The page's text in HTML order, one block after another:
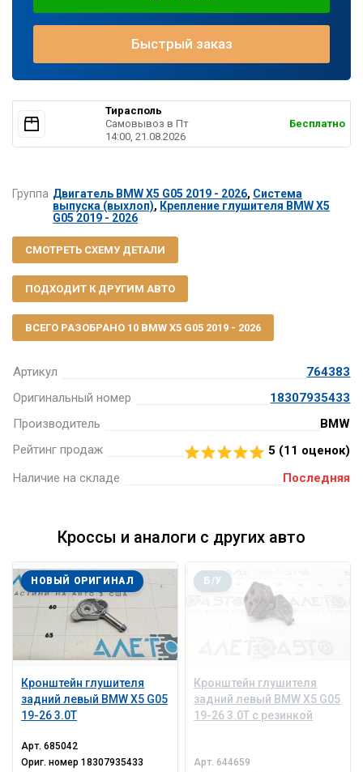
Артикул
764383
Оригинальный номер
18307935433
Производитель
BMW
Рейтинг продаж
5 (11 оценок)
Наличие на складе
Последняя
Быстрый заказ
Тирасполь
Самовывоз в Пт
14:00, 21.08.2026
Бесплатно
Группа Двигатель BMW X5 G05 2019 - 2026, Система
выпуска (выхлоп), Крепление глушителя BMW X5
G05 2019 - 2026
СМОТРЕТЬ СХЕМУ ДЕТАЛИ
ПОДХОДИТ К ДРУГИМ АВТО
ВСЕГО РАЗОБРАНО 10 BMW X5 G05 2019 - 2026
Кроссы и аналоги с других авто
Кронштейн глушителя
задний левый BMW X5 G05
19-26 3.0T
НОВЫЙ ОРИГИНАЛ
Арт.685042
Ориг. номер18307935433
Кронштейн глушителя
задний левый BMW X5 G05
19-26 3.0T с резинкой
Б/У
Арт. 644659